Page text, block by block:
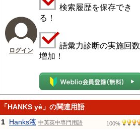
ログイン
検索履歴を保存でき
る！
語彙力診断の実施回数
増加！
「HANKS yè」の関連用語
1 Hanks液 中英英中専門用語 100%